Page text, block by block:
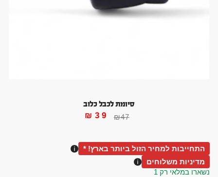
סיומת לכבל כלוב
₪47
₪ 39
התחייבות למחיר הזול ביותר בארץ! *
מדיניות משלוחים
נשארו במלאי רק 1